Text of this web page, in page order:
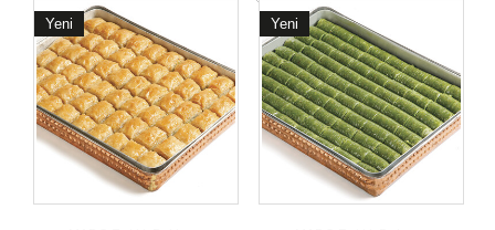
Yeni Yeni